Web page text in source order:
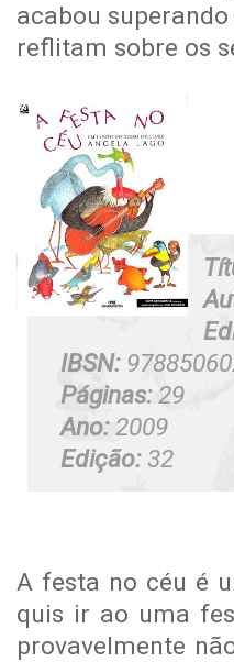
acabou
reflitam sobre os
IBSN:
Páginas:29
Ano:2009
Edição:32
A festa no céu é
quis ir ao uma
provavelmente